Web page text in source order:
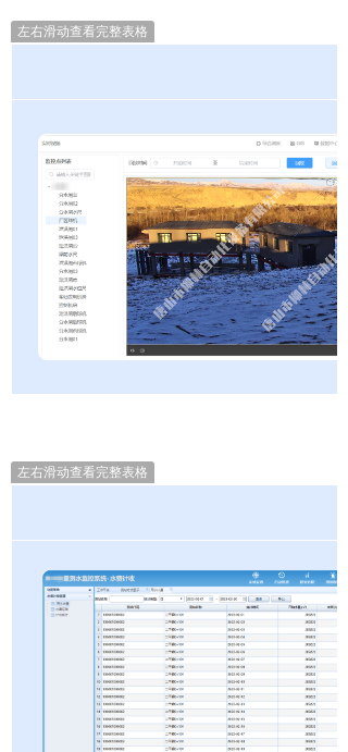
左右滑动查看完整表格
左右滑动查看完整表格